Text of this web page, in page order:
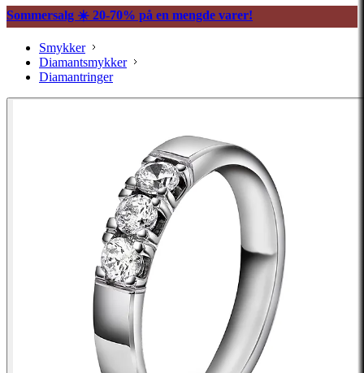
Sommersalg ☀️ 20-70% på en mengde varer!
Smykker
Diamantsmykker
Diamantringer